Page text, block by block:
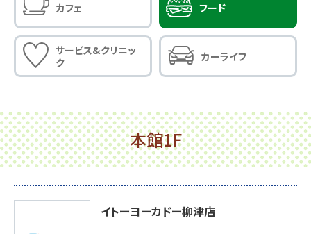
カフェ フード
サービス&クリニッ
ク
カーライフ
本館1F
イトーヨーカドー柳津店